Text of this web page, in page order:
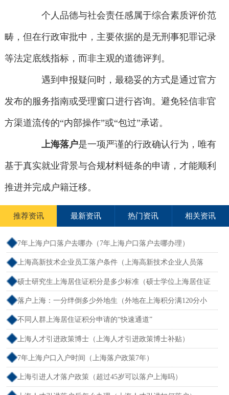
个人品德与社会责任感属于综合素质评价范
畴，但在行政审批中，主要依据的是无刑事犯罪记录
等法定底线指标，而非主观的道德评判。
遇到申报疑问时，最稳妥的方式是通过官方
发布的服务指南或受理窗口进行咨询。避免轻信非官
方渠道流传的“内部操作”或“包过”承诺。
上海落户是一项严谨的行政确认行为，唯有
基于真实就业背景与合规材料链条的申请，才能顺利
推进并完成户籍迁移。
推荐资讯 最新资讯 热门资讯 相关资讯
7年上海户口落户去哪办（7年上海户口落户去哪办理）
上海高新技术企业员工落户条件（上海高新技术企业人员落
户）
硕士研究生上海居住证积分是多少标准（硕士学位上海居住证
积分）
落户上海：一分绊倒多少外地生（外地在上海积分满120分小
孩可以考上海大学吗）
不同人群上海居住证积分申请的“快速通道”
上海人才引进政策博士（上海人才引进政策博士补贴）
7年上海户口入户时间（上海落户政策7年）
上海引进人才落户政策（超过45岁可以落户上海吗）